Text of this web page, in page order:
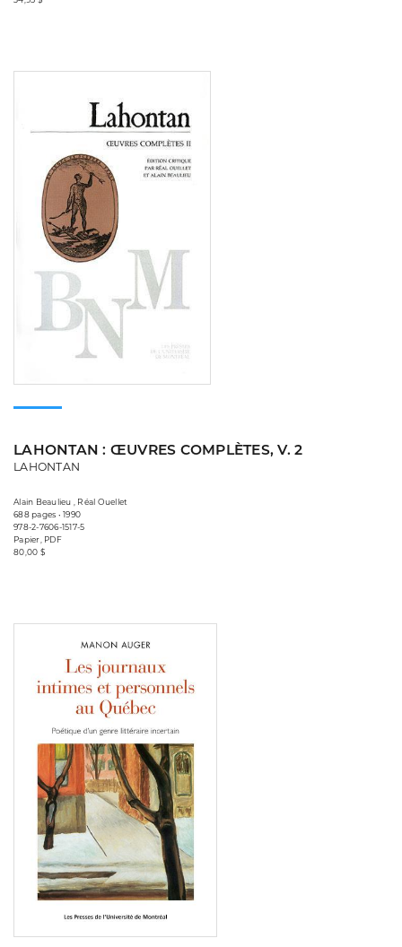
LAHONTAN : ŒUVRES COMPLÈTES, V. 2
LAHONTAN
Alain Beaulieu , Réal Ouellet
688 pages • 1990
978-2-7606-1517-5
Papier, PDF
80,00 $